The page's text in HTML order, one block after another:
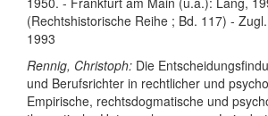
(Rechtshistorische Reihe ; Bd. 117) -
1993
Rennig, Christoph: Die
und Berufsrichter in rechtlicher und
Empirische, rechtsdogmatische und